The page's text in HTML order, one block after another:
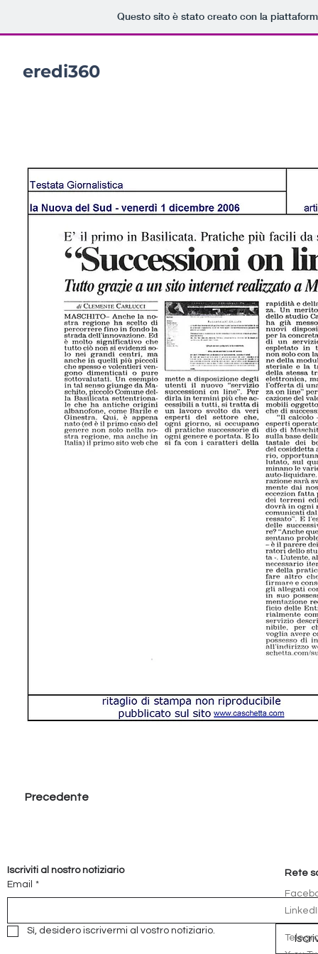
Questo sito è stato creato con la
eredi360
Precedente
Iscriviti al nostro notiziario
Email *
Sì, desidero iscrivermi al vostro notiziario.
Rete